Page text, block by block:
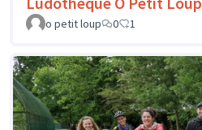
o petit loup
0 1